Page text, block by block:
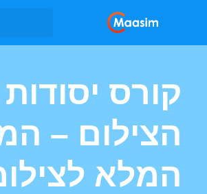
קורס יסודות
הצילום –
המלא